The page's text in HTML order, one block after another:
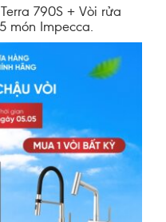
790S + Vòi rửa
món Impecca.